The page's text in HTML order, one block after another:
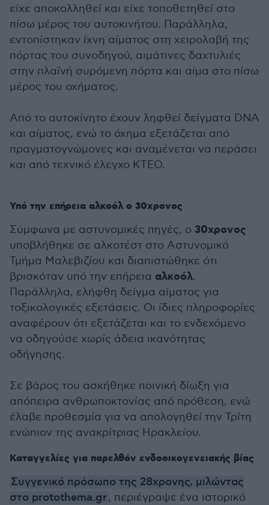
είχε αποκολληθεί και είχε τοποθετηθεί στο
πίσω μέρος του αυτοκινήτου. Παράλληλα,
εντοπίστηκαν ίχνη αίματος στη χειρολαβή της
πόρτας του συνοδηγού, αιμάτινες δαχτυλιές
στην πλαϊνή συρόμενη πόρτα και αίμα στο πίσω
μέρος του οχήματος.
Από το αυτοκίνητο έχουν ληφθεί δείγματα DNA
και αίματος, ενώ το όχημα εξετάζεται από
πραγματογνώμονες και αναμένεται να περάσει
και από τεχνικό έλεγχο ΚΤΕΟ.
Υπό την επήρεια αλκοόλ ο 30χρονος
Σύμφωνα με αστυνομικές πηγές, ο 30χρονος
υποβλήθηκε σε αλκοτέστ στο Αστυνομικό
Τμήμα Μαλεβιζίου και διαπιστώθηκε ότι
βρισκόταν υπό την επήρεια αλκοόλ.
Παράλληλα, ελήφθη δείγμα αίματος για
τοξικολογικές εξετάσεις. Οι ίδιες πληροφορίες
αναφέρουν ότι εξετάζεται και το ενδεχόμενο
να οδηγούσε χωρίς άδεια ικανότητας
οδήγησης.
Σε βάρος του ασκήθηκε ποινική δίωξη για
απόπειρα ανθρωποκτονίας από πρόθεση, ενώ
έλαβε προθεσμία για να απολογηθεί την Τρίτη
ενώπιον της ανακρίτριας Ηρακλείου.
Καταγγελίες για παρελθόν ενδοοικογενειακής βίας
Συγγενικό πρόσωπο της 28χρονης, μιλώντας
στο protothema.gr, περιέγραψε ένα ιστορικό